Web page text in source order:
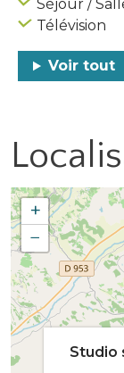
Séjour /
Télévision
Voir tout
+
−
Studio